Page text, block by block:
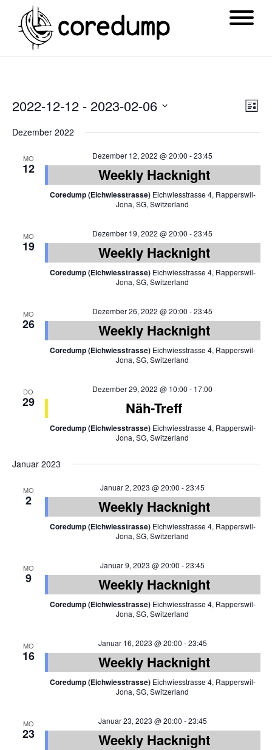
2022-12-12 - 2023-02-06
Dezember 2022
MO
12
Dezember 12, 2022 @ 20:00 -23:45
Weekly Hacknight
Coredump (Eichwiesstrasse) Eichwiesstrasse 4, Rapperswil-
Jona, SG, Switzerland
MO
19
Dezember 19, 2022 @ 20:00 -23:45
Weekly Hacknight
Coredump (Eichwiesstrasse) Eichwiesstrasse 4, Rapperswil-
Jona, SG, Switzerland
MO
26
Dezember 26, 2022 @ 20:00 -23:45
Weekly Hacknight
Coredump (Eichwiesstrasse) Eichwiesstrasse 4, Rapperswil-
Jona, SG, Switzerland
DO
29
Dezember 29, 2022 @ 10:00 - 17:00
Näh-Treff
Coredump (Eichwiesstrasse) Eichwiesstrasse 4, Rapperswil-
Jona, SG, Switzerland
Januar 2023
MO
2
Januar 2, 2023 @ 20:00 -23:45
Weekly Hacknight
Coredump (Eichwiesstrasse) Eichwiesstrasse 4, Rapperswil-
Jona, SG, Switzerland
MO
9
Januar 9, 2023 @ 20:00 -23:45
Weekly Hacknight
Coredump (Eichwiesstrasse) Eichwiesstrasse 4, Rapperswil-
Jona, SG, Switzerland
MO
16
Januar 16, 2023 @ 20:00 -23:45
Weekly Hacknight
Coredump (Eichwiesstrasse) Eichwiesstrasse 4, Rapperswil-
Jona, SG, Switzerland
MO
23
Januar 23, 2023 @ 20:00 -23:45
Weekly Hacknight